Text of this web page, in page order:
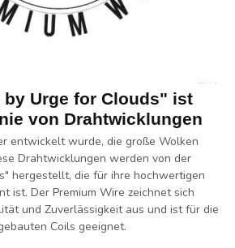
by Urge for Clouds" ist
von Drahtwicklungen
entwickelt wurde, die große Wolken
Drahtwicklungen werden von der
hergestellt, die für ihre hochwertigen
ist. Der Premium Wire zeichnet sich
und Zuverlässigkeit aus und ist für die
Coils geeignet.